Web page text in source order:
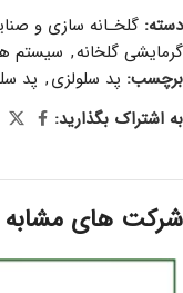
دسته: گلخـانه سازی و
گرمایشی گلخانه, سیستم
برچسب: پد سلولزی, پد
به اشتراک بگذارید:
شرکت های مشابه